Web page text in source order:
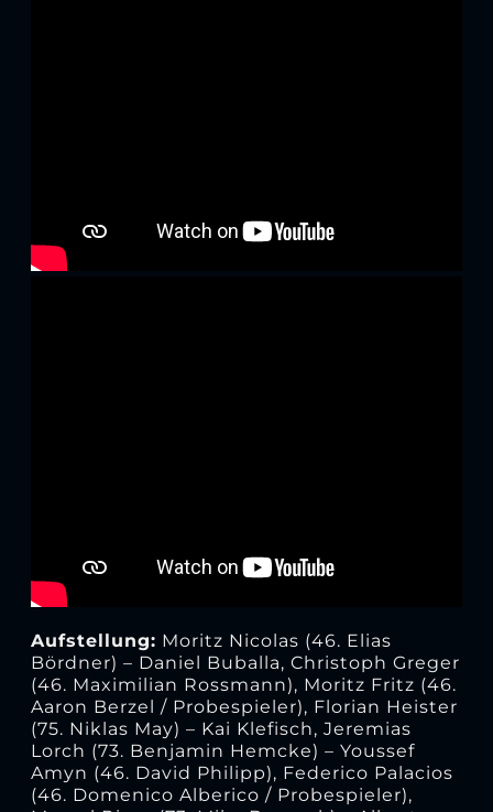
Aufstellung: Moritz Nicolas (46. Elias
Bördner) – Daniel Buballa, Christoph Greger
(46. Maximilian Rossmann), Moritz Fritz (46.
Aaron Berzel / Probespieler), Florian Heister
(75. Niklas May) – Kai Klefisch, Jeremias
Lorch (73. Benjamin Hemcke) – Youssef
Amyn (46. David Philipp), Federico Palacios
(46. Domenico Alberico / Probespieler),